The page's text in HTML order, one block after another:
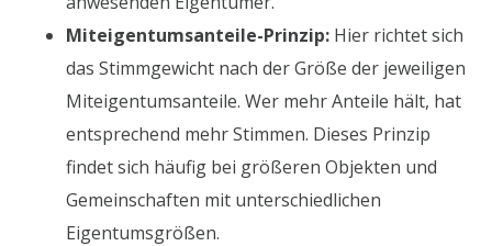
Miteigentumsanteile-Prinzip: Hier richtet sich
das Stimmgewicht nach der Größe der jeweiligen
Miteigentumsanteile. Wer mehr Anteile hält, hat
entsprechend mehr Stimmen. Dieses Prinzip
findet sich häufig bei größeren Objekten und
Gemeinschaften mit unterschiedlichen
Eigentumsgrößen.